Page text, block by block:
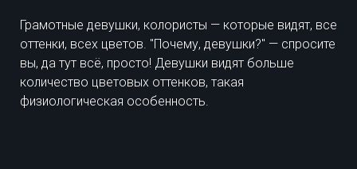
Грамотные девушки, колористы — которые видят, все
оттенки, всех цветов. "Почему, девушки?" — спросите
вы, да тут всё, просто! Девушки видят больше
количество цветовых оттенков, такая
физиологическая особенность.